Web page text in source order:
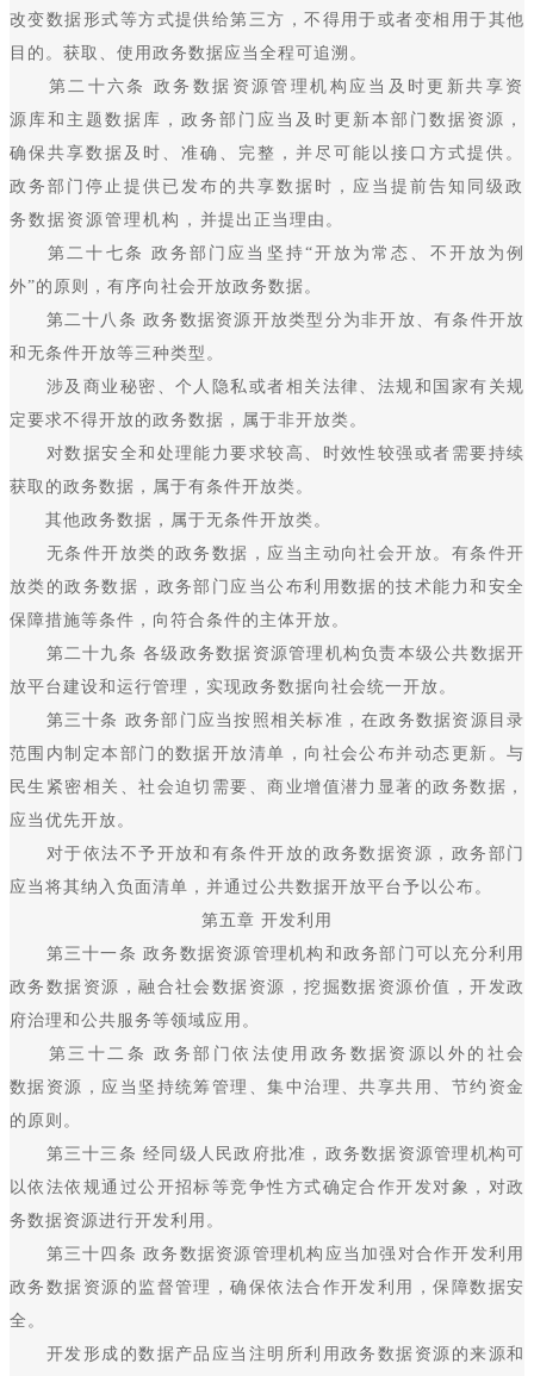
改变数据形式等方式提供给第三方，不得用于或者变相用于其他
目的。获取、使用政务数据应当全程可追溯。
第二十六条 政务数据资源管理机构应当及时更新共享资
源库和主题数据库，政务部门应当及时更新本部门数据资源，
确保共享数据及时、准确、完整，并尽可能以接口方式提供。
政务部门停止提供已发布的共享数据时，应当提前告知同级政
务数据资源管理机构，并提出正当理由。
第二十七条 政务部门应当坚持“开放为常态、不开放为例
外”的原则，有序向社会开放政务数据。
第二十八条 政务数据资源开放类型分为非开放、有条件开放
和无条件开放等三种类型。
涉及商业秘密、个人隐私或者相关法律、法规和国家有关规
定要求不得开放的政务数据，属于非开放类。
对数据安全和处理能力要求较高、时效性较强或者需要持续
获取的政务数据，属于有条件开放类。
其他政务数据，属于无条件开放类。
无条件开放类的政务数据，应当主动向社会开放。有条件开
放类的政务数据，政务部门应当公布利用数据的技术能力和安全
保障措施等条件，向符合条件的主体开放。
第二十九条 各级政务数据资源管理机构负责本级公共数据开
放平台建设和运行管理，实现政务数据向社会统一开放。
第三十条 政务部门应当按照相关标准，在政务数据资源目录
范围内制定本部门的数据开放清单，向社会公布并动态更新。与
民生紧密相关、社会迫切需要、商业增值潜力显著的政务数据，
应当优先开放。
对于依法不予开放和有条件开放的政务数据资源，政务部门
应当将其纳入负面清单，并通过公共数据开放平台予以公布。
第五章 开发利用
第三十一条 政务数据资源管理机构和政务部门可以充分利用
政务数据资源，融合社会数据资源，挖掘数据资源价值，开发政
府治理和公共服务等领域应用。
第三十二条 政务部门依法使用政务数据资源以外的社会
数据资源，应当坚持统筹管理、集中治理、共享共用、节约资金
的原则。
第三十三条 经同级人民政府批准，政务数据资源管理机构可
以依法依规通过公开招标等竞争性方式确定合作开发对象，对政
务数据资源进行开发利用。
第三十四条 政务数据资源管理机构应当加强对合作开发利用
政务数据资源的监督管理，确保依法合作开发利用，保障数据安
全。
开发形成的数据产品应当注明所利用政务数据资源的来源和